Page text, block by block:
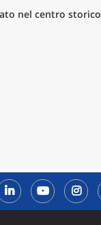
nel centro storico